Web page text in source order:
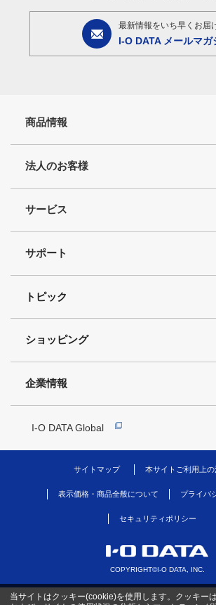
最新情報をいち早くお届
I-O DATA メールマガ
商品情報
法人のお客様
サービス
サポート
トピック
ショッピング
企業情報
I-O DATA Global
サイトマップ 本サイトご利用上の
表示価格・商品全般について プライバ
セキュリティポリシー
COPYRIGHT©I-O DATA, INC.
当サイトはクッキー(cookie)を使用します。クッキー